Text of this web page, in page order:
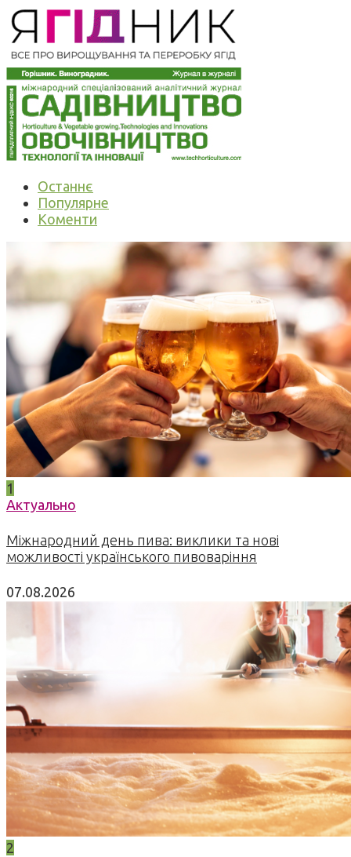
Останнє
Популярне
Коменти
1
Актуально
Міжнародний день пива: виклики та нові
можливості українського пивоваріння
07.08.2026
2